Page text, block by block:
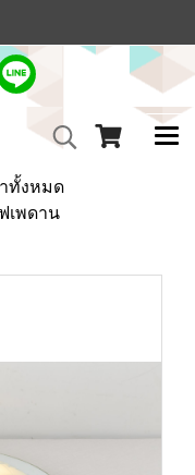
ทั้งหมด
เพดาน